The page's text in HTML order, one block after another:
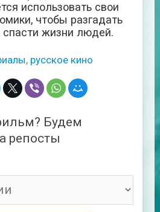
использовать свои
чтобы разгадать
жизни людей.
, русское кино
Будем
репосты